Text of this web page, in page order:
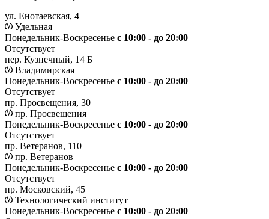
ул. Енотаевская, 4
Удельная
Понедельник-Воскресенье с 10:00 - до 20:00
Отсутствует
пер. Кузнечный, 14 Б
Владимирская
Понедельник-Воскресенье с 10:00 - до 20:00
Отсутствует
пр. Просвещения, 30
пр. Просвещения
Понедельник-Воскресенье c 10:00 - до 20:00
Отсутствует
пр. Ветеранов, 110
пр. Ветеранов
Понедельник-Воскресенье с 10:00 - до 20:00
Отсутствует
пр. Московский, 45
Технологический институт
Понедельник-Воскресенье с 10:00 - до 20:00